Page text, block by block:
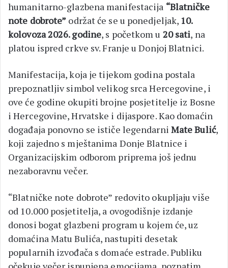
humanitarno-glazbena manifestacija “Blatničke
note dobrote” održat će se u ponedjeljak, 10.
kolovoza 2026. godine, s početkom u 20 sati, na
platou ispred crkve sv. Franje u Donjoj Blatnici.
Manifestacija, koja je tijekom godina postala
prepoznatljiv simbol velikog srca Hercegovine, i
ove će godine okupiti brojne posjetitelje iz Bosne
i Hercegovine, Hrvatske i dijaspore. Kao domaćin
događaja ponovno se ističe legendarni Mate Bulić,
koji zajedno s mještanima Donje Blatnice i
Organizacijskim odborom priprema još jednu
nezaboravnu večer.
“Blatničke note dobrote” redovito okupljaju više
od 10.000 posjetitelja, a ovogodišnje izdanje
donosi bogat glazbeni program u kojem će, uz
domaćina Matu Bulića, nastupiti desetak
popularnih izvođača s domaće estrade. Publiku